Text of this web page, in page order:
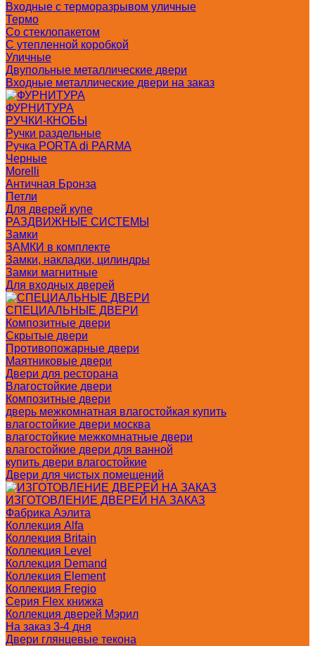
Входные с терморазрывом уличные
Термо
Со стеклопакетом
С утепленной коробкой
Уличные
Двупольные металлические двери
Входные металлические двери на заказ
ФУРНИТУРА
РУЧКИ-КНОБЫ
Ручки раздельные
Ручка PORTA di PARMA
Черные
Morelli
Античная Бронза
Петли
Для дверей купе
РАЗДВИЖНЫЕ СИСТЕМЫ
Замки
ЗАМКИ в комплекте
Замки, накладки, цилиндры
Замки магнитные
Для входных дверей
СПЕЦИАЛЬНЫЕ ДВЕРИ
Композитные двери
Скрытые двери
Противопожарные двери
Маятниковые двери
Двери для ресторана
Влагостойкие двери
Композитные двери
дверь межкомнатная влагостойкая купить
влагостойкие двери москва
влагостойкие межкомнатные двери
влагостойкие двери для ванной
купить двери влагостойкие
Двери для чистых помещений
ИЗГОТОВЛЕНИЕ ДВЕРЕЙ НА ЗАКАЗ
Фабрика Аэлита
Коллекция Alfa
Коллекция Britain
Коллекция Level
Коллекция Demand
Коллекция Element
Коллекция Fregio
Серия Flex книжка
Коллекция дверей Мэрил
На заказ 3-4 дня
Двери глянцевые текона